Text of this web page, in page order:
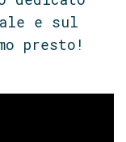
e sul
presto!